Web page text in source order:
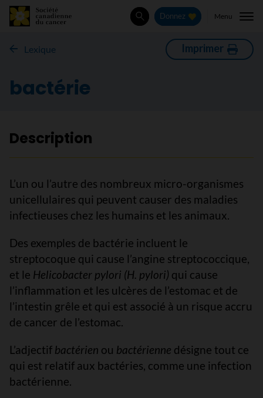
Rechercher
Donnez Menu
Lexique Imprimer
bactérie
Description
L’un ou l’autre des nombreux micro-organismes
unicellulaires qui peuvent causer des maladies
infectieuses chez les humains et les animaux.
Des exemples de bactérie incluent le
streptocoque qui cause l’angine streptococcique,
et le Helicobacter pylori (H. pylori) qui cause
l’inflammation et les ulcères de l’estomac et de
l’intestin grêle et qui est associé à un risque accru
de cancer de l’estomac.
L’adjectif bactérien ou bactérienne désigne tout ce
qui est relatif aux bactéries, comme une infection
bactérienne.